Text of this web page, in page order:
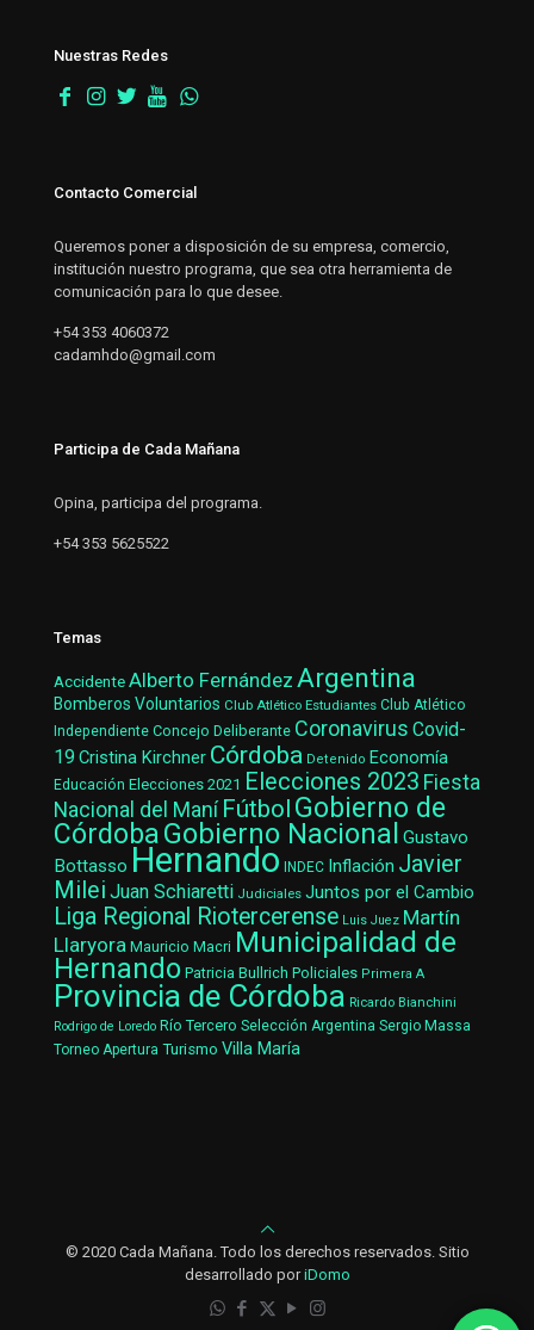
Nuestras Redes
Contacto Comercial
Queremos poner a disposición de su empresa, comercio,
institución nuestro programa, que sea otra herramienta de
comunicación para lo que desee.
+54 353 4060372
cadamhdo@gmail.com
Participa de Cada Mañana
Opina, participa del programa.
+54 353 5625522
Temas
AccidenteAlberto Fernández Argentina
Bomberos Voluntarios Club Atlético Estudiantes Club Atlético
Independiente Concejo Deliberante Coronavirus Covid-
19 Cristina Kirchner Córdoba Detenido Economía
Educación Elecciones 2021 Elecciones 2023 Fiesta
Nacional del Maní Fútbol Gobierno de
CórdobaGobierno Nacional Gustavo
Bottasso Hernando INDEC Inflación Javier
Milei Juan Schiaretti Judiciales Juntos por el Cambio
Liga Regional Riotercerense Luis Juez Martín
Llaryora Mauricio Macri Municipalidad de
Hernando Patricia Bullrich Policiales Primera A
Provincia de Córdoba Ricardo Bianchini
Rodrigo de Loredo Río Tercero Selección Argentina Sergio Massa
Torneo Apertura Turismo Villa María
© 2020 Cada Mañana. Todo los derechos reservados. Sitio
desarrollado poriDomo